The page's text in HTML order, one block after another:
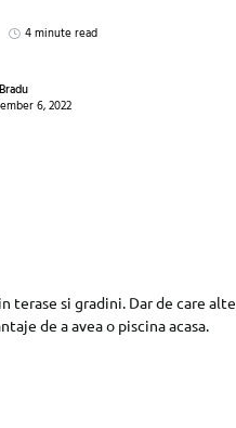
4 minute read
6, 2022
terase si gradini. Dar de care alte
de a avea o piscina acasa.